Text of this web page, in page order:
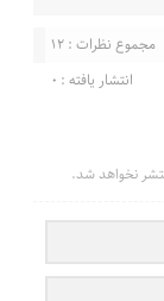
مجموع نظرات : 12
انتشار یافته : 0
نخواهد شد.